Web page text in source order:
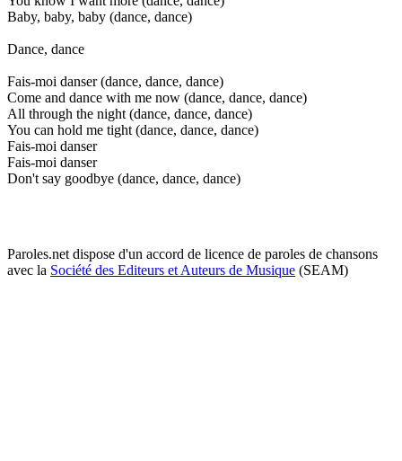
Baby, baby, baby (dance, dance)
Dance, dance
Fais-moi danser (dance, dance, dance)
Come and dance with me now (dance, dance, dance)
All through the night (dance, dance, dance)
You can hold me tight (dance, dance, dance)
Fais-moi danser
Fais-moi danser
Don't say goodbye (dance, dance, dance)
Paroles.net dispose d'un accord de licence de paroles de chansons
avec la Société des Editeurs et Auteurs de Musique (SEAM)